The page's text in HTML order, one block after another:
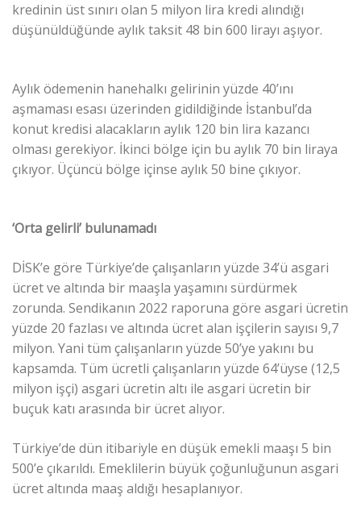
kredinin üst sınırı olan 5 milyon lira kredi alındığı
düşünüldüğünde aylık taksit 48 bin 600 lirayı aşıyor.
Aylık ödemenin hanehalkı gelirinin yüzde 40’ını
aşmaması esası üzerinden gidildiğinde İstanbul’da
konut kredisi alacakların aylık 120 bin lira kazancı
olması gerekiyor. İkinci bölge için bu aylık 70 bin liraya
çıkıyor. Üçüncü bölge içinse aylık 50 bine çıkıyor.
‘Orta gelirli’ bulunamadı
DİSK’e göre Türkiye’de çalışanların yüzde 34’ü asgari
ücret ve altında bir maaşla yaşamını sürdürmek
zorunda. Sendikanın 2022 raporuna göre asgari ücretin
yüzde 20 fazlası ve altında ücret alan işçilerin sayısı 9,7
milyon. Yani tüm çalışanların yüzde 50’ye yakını bu
kapsamda. Tüm ücretli çalışanların yüzde 64’üyse (12,5
milyon işçi) asgari ücretin altı ile asgari ücretin bir
buçuk katı arasında bir ücret alıyor.
Türkiye’de dün itibariyle en düşük emekli maaşı 5 bin
500’e çıkarıldı. Emeklilerin büyük çoğunluğunun asgari
ücret altında maaş aldığı hesaplanıyor.